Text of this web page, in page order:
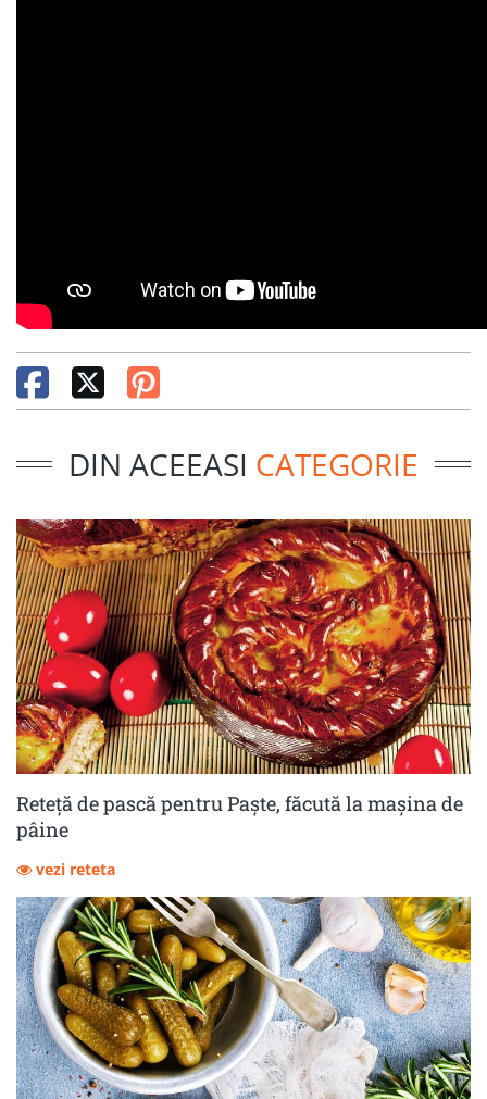
DIN ACEEASI CATEGORIE
Reteță de pască pentru Paște, făcută la mașina de
pâine
vezi reteta